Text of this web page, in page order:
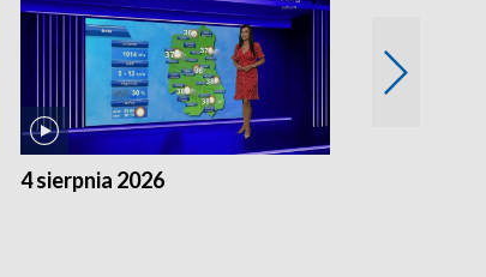
4 sierpnia 2026